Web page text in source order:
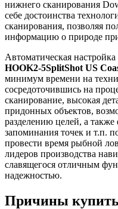
нижнего сканирования
себе достоинства
сканирования, позволяя
информацию о природе
Автоматическая настройка
HOOK2-5SplitShot US
минимум времени на
сосредоточившись на
сканирование, высокая
придонных объектов,
разделению целей, а
запоминания точек и т.п.
провести время рыбной
лидеров производства
славящегося отличным
надежностью.
Причины